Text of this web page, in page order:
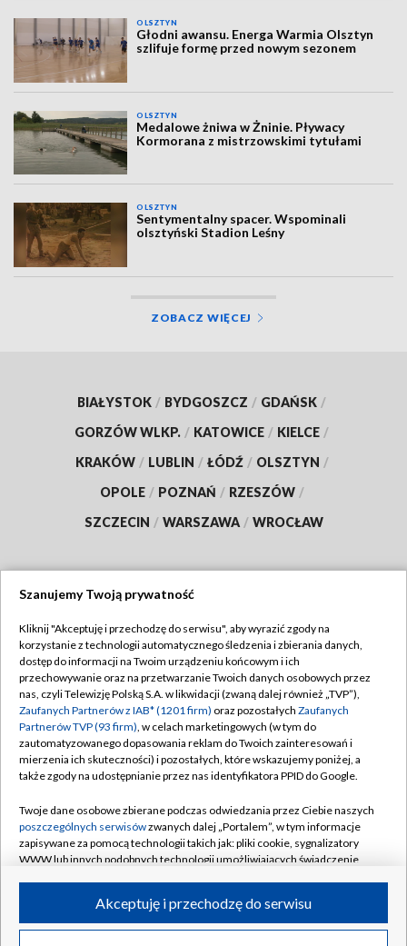
OLSZTYN
Głodni awansu. Energa Warmia Olsztyn
szlifuje formę przed nowym sezonem
OLSZTYN
Medalowe żniwa w Żninie. Pływacy
Kormorana z mistrzowskimi tytułami
OLSZTYN
Sentymentalny spacer. Wspominali
olsztyński Stadion Leśny
ZOBACZ WIĘCEJ
BIAŁYSTOK / BYDGOSZCZ / GDAŃSK /
GORZÓW WLKP. / KATOWICE / KIELCE /
KRAKÓW / LUBLIN / ŁÓDŹ / OLSZTYN /
OPOLE / POZNAŃ / RZESZÓW /
SZCZECIN / WARSZAWA / WROCŁAW
TVP
Abonament TVP
Emisja w TVP
Centrum informacji TVP
Naziemna Telewizja Cyfrowa
Rada Programowa
System NOS
Informacje o nadawcy
Program dla prasy
Regulamin TVP
Polityka prywatności
Moje zgody
Pomoc
Kontakt
Kanały
©2026 Telewizja Polska S.A. w likwidacji
Szanujemy Twoją prywatność
Kliknij "Akceptuję i przechodzę do serwisu", aby wyrazić zgody na
korzystanie z technologii automatycznego śledzenia i zbierania danych,
dostęp do informacji na Twoim urządzeniu końcowym i ich
przechowywanie oraz na przetwarzanie Twoich danych osobowych przez
nas, czyli Telewizję Polską S.A. w likwidacji (zwaną dalej również „TVP”),
Zaufanych Partnerów z IAB* (1201 firm) oraz pozostałych Zaufanych
Partnerów TVP (93 firm), w celach marketingowych (w tym do
zautomatyzowanego dopasowania reklam do Twoich zainteresowań i
mierzenia ich skuteczności) i pozostałych, które wskazujemy poniżej, a
także zgody na udostępnianie przez nas identyfikatora PPID do Google.
Twoje dane osobowe zbierane podczas odwiedzania przez Ciebie naszych
poszczególnych serwisówzwanych dalej „Portalem”, w tym informacje
zapisywane za pomocą technologii takich jak: pliki cookie, sygnalizatory
WWW lub innych podobnych technologii umożliwiających świadczenie
ruchu w Internecie.Akceptuję i przechodzę do serwisu